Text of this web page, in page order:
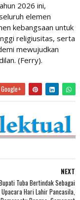
2026 ini,
elemen
kebangsaan untuk
religiusitas, serta
mewujudkan
(Ferry).
Google+
NEXT
Tuba Bertindak Sebagai
Hari Lahir Pancasila,